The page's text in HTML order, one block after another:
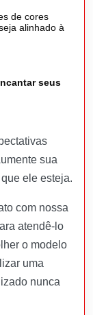
de cores
alinhado à
seus
sua
ele esteja.
com nossa
atendê-lo
o modelo
uma
nunca